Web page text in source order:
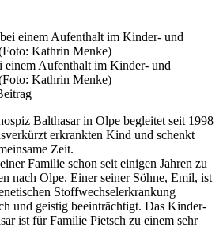
einem Aufenthalt im Kinder- und
Kathrin Menke)
Balthasar in Olpe begleitet seit 1998
erkrankten Kind und schenkt
Zeit.
Familie schon seit einigen Jahren zu
nach Olpe. Einer seiner Söhne, Emil, ist
Stoffwechselerkrankung
und geistig beeinträchtigt. Das Kinder-
ist für Familie Pietsch zu einem sehr